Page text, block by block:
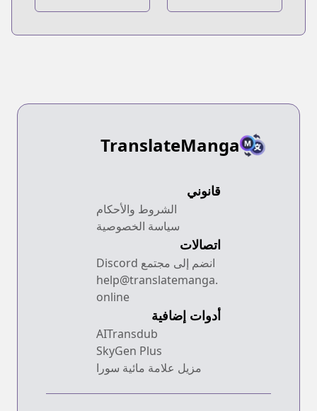
TranslateManga
قانوني
الشروط والأحكام
سياسة الخصوصية
اتصالات
انضم إلى مجتمع Discord
help@translatemanga.
online
أدوات إضافية
AITransdub
SkyGen Plus
مزيل علامة مائية سورا